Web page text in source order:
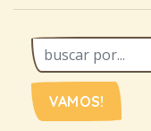
VAMOS!